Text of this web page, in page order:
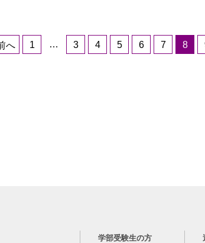
へ 1 … 3 4 5 6 7 8
学部受験生の方